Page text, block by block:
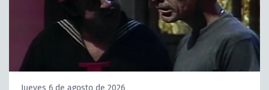
PROGRAMAS
TELESERIES